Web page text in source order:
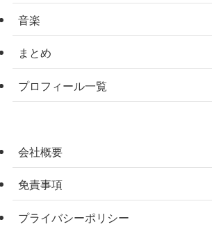
音楽
まとめ
プロフィール一覧
会社概要
免責事項
プライバシーポリシー